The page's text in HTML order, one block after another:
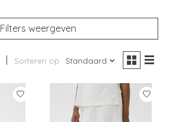
Filters weergeven
Sorteren op Standaard